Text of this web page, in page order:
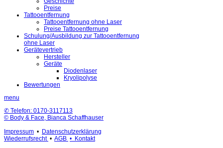
Preise
Tattooentfernung
Tattooentfernung ohne Laser
Preise Tattooentfernung
Schulung/Ausbildung zur Tattooentfernung
ohne Laser
Gerätevertrieb
Hersteller
Geräte
Diodenlaser
Kryolipolyse
Bewertungen
menu
✆ Telefon: 0170-3117113
© Body & Face, Bianca Schaffhauser
Impressum • Datenschutzerklärung
Wiederrufsrecht • AGB • Kontakt